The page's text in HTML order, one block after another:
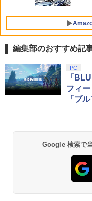
編集部のおすすめ記
PC
「
フィ
「ブ
Google 検索で